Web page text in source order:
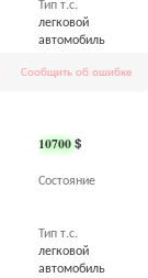
Тип т.с.
легковой
автомобиль
Сообщить об ошибке
10700$
Состояние
Тип т.с.
легковой
автомобиль